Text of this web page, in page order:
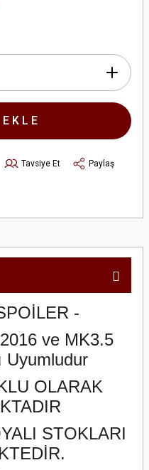
Tavsiye Et
Paylaş
-
ve MK3.5
Uyumludur
OLARAK
STOKLARI